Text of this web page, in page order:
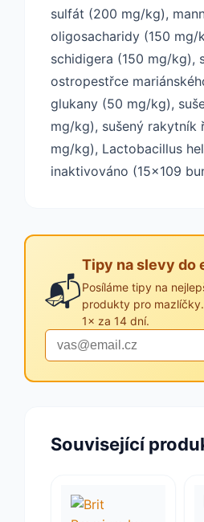
sulfát (200 mg/kg),
oligosacharidy (150 mg/
schidigera (150 mg/kg),
ostropestřce
glukany (50 mg/kg),
mg/kg), sušený rakytník
mg/kg), Lactobacillus
inaktivováno (15x109
📬
Tipy na slevy do
Posíláme tipy na
produkty pro
1× za 14 dní.
Související